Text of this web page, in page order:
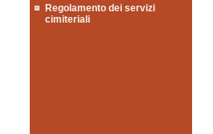
Regolamento dei servizi
cimiteriali